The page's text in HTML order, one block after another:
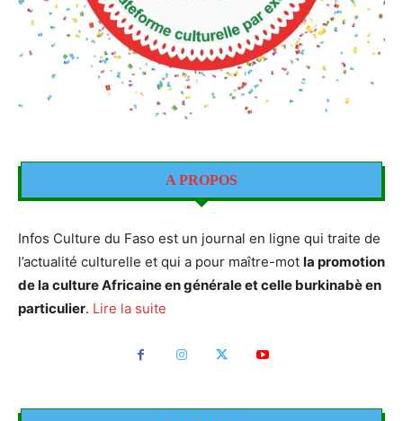
A PROPOS
Infos Culture du Faso est un journal en ligne qui traite de
l’actualité culturelle et qui a pour maître-mot la promotion
de la culture Africaine en générale et celle burkinabè en
particulier. Lire la suite